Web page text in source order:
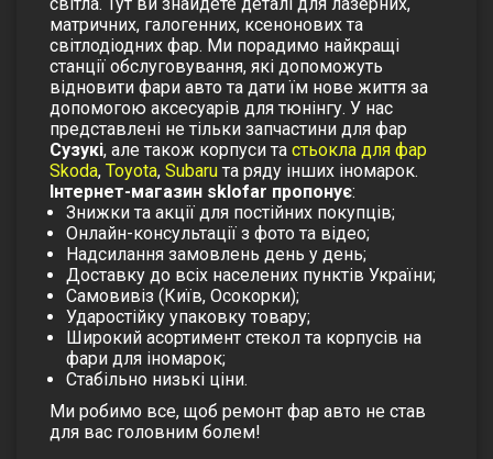
матричних, галогенних, ксенонових та
світлодіодних фар. Ми порадимо найкращі
станції обслуговування, які допоможуть
відновити фари авто та дати їм нове життя за
допомогою аксесуарів для тюнінгу. У нас
представлені не тільки запчастини для фар
Сузукі, але також корпуси та стьокла для фар
Skoda, Toyota, Subaru та ряду інших іномарок.
Інтернет-магазин sklofar пропонує:
Знижки та акції для постійних покупців;
Онлайн-консультації з фото та відео;
Надсилання замовлень день у день;
Доставку до всіх населених пунктів України;
Самовивіз (Київ, Осокорки);
Ударостійку упаковку товару;
Широкий асортимент стекол та корпусів на
фари для іномарок;
Стабільно низькі ціни.
Ми робимо все, щоб ремонт фар авто не став
для вас головним болем!